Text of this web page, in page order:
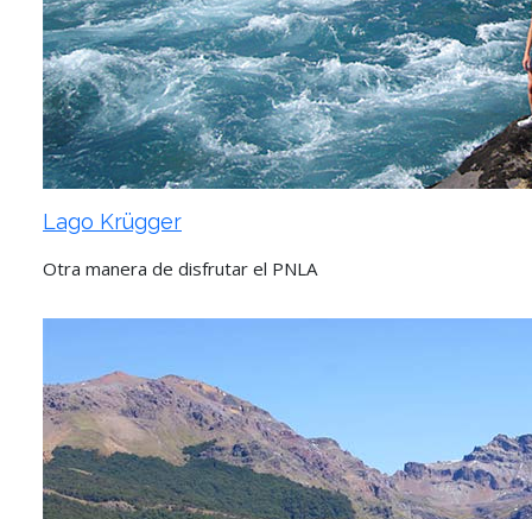
Lago Krügger
Otra manera de disfrutar el PNLA